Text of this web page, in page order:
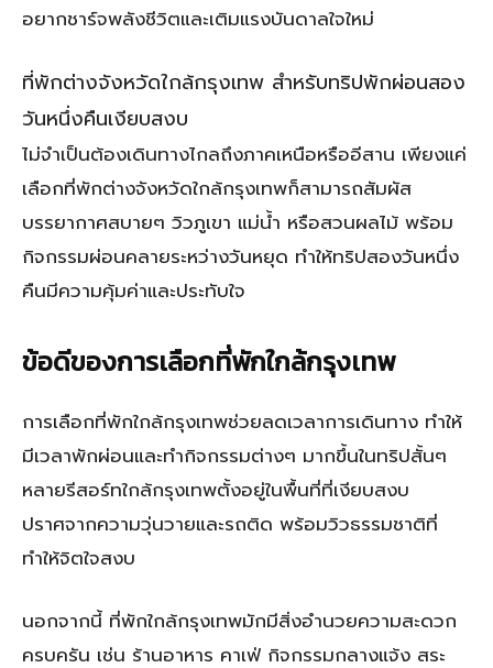
อยากชาร์จพลังชีวิตและเติมแรงบันดาลใจใหม่
ที่พักต่างจังหวัดใกล้กรุงเทพ สำหรับทริปพักผ่อนสอง
วันหนึ่งคืนเงียบสงบ
ไม่จำเป็นต้องเดินทางไกลถึงภาคเหนือหรืออีสาน เพียงแค่
เลือกที่พักต่างจังหวัดใกล้กรุงเทพก็สามารถสัมผัส
บรรยากาศสบายๆ วิวภูเขา แม่น้ำ หรือสวนผลไม้ พร้อม
กิจกรรมผ่อนคลายระหว่างวันหยุด ทำให้ทริปสองวันหนึ่ง
คืนมีความคุ้มค่าและประทับใจ
ข้อดีของการเลือกที่พักใกล้กรุงเทพ
การเลือกที่พักใกล้กรุงเทพช่วยลดเวลาการเดินทาง ทำให้
มีเวลาพักผ่อนและทำกิจกรรมต่างๆ มากขึ้นในทริปสั้นๆ
หลายรีสอร์ทใกล้กรุงเทพตั้งอยู่ในพื้นที่ที่เงียบสงบ
ปราศจากความวุ่นวายและรถติด พร้อมวิวธรรมชาติที่
ทำให้จิตใจสงบ
นอกจากนี้ ที่พักใกล้กรุงเทพมักมีสิ่งอำนวยความสะดวก
ครบครัน เช่น ร้านอาหาร คาเฟ่ กิจกรรมกลางแจ้ง สระ